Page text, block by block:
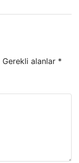
Gerekli alanlar *